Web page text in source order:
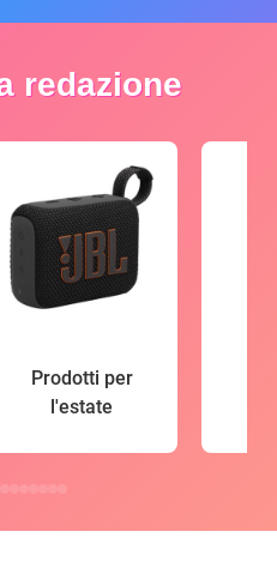
redazione
Prodotti per
l'estate